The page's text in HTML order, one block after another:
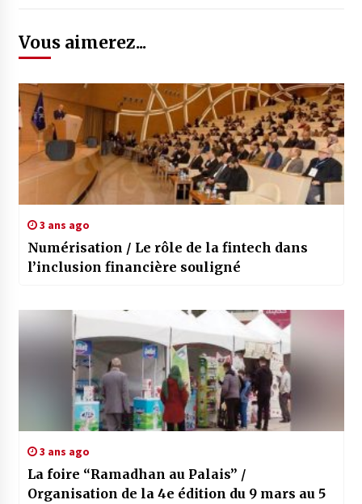
Vous aimerez...
3 ans ago
Numérisation / Le rôle de la fintech dans
l’inclusion financière souligné
3 ans ago
La foire “Ramadhan au Palais” /
Organisation de la 4e édition du 9 mars au 5